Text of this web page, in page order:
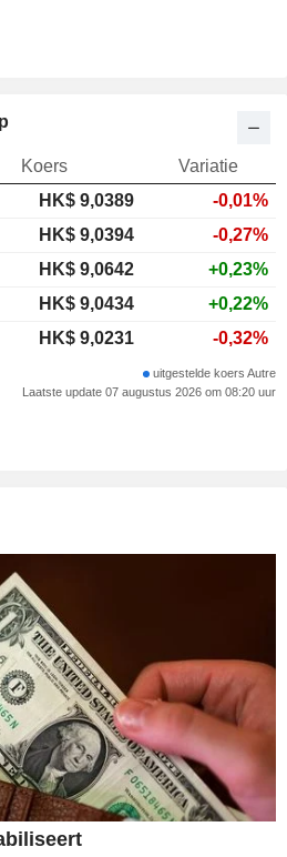
Koers
Variatie
HK$ 9,0389
-0,01%
HK$ 9,0394
-0,27%
HK$ 9,0642
+0,23%
HK$ 9,0434
+0,22%
HK$ 9,0231 -0,32%
uitgestelde koers Autre
Laatste update 07 augustus 2026 om 08:20 uur